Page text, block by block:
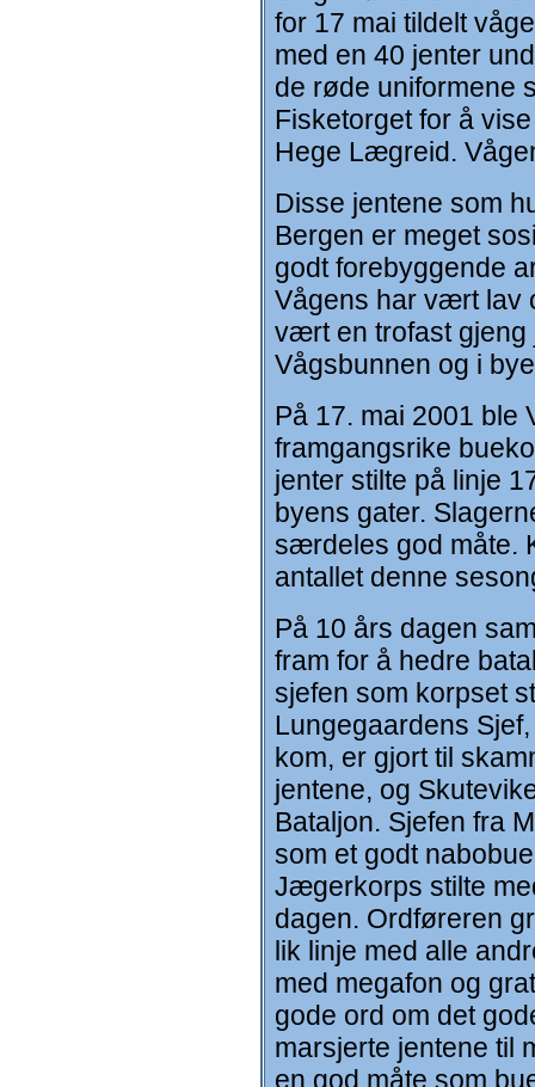
for 17 mai tildelt
med en 40 jenter
de røde uniformene
Fisketorget for å
Hege Lægreid.
Disse jentene som
Bergen er meget
godt forebyggende
Vågens har vært lav
vært en trofast gjeng
Vågsbunnen og i
På 17. mai 2001 ble
framgangsrike
jenter stilte på linje
byens gater.
særdeles god måte.
antallet denne
På 10 års dagen
fram for å hedre
sjefen som korpset
Lungegaardens
kom, er gjort til
jentene, og
Bataljon. Sjefen fra
som et godt
Jægerkorps stilte
dagen. Ordføreren
lik linje med alle
med megafon og
gode ord om det
marsjerte jentene til
en god måte som